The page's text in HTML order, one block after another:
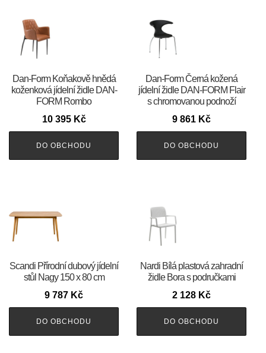
​​​​​Dan-Form Koňakově hnědá
koženková jídelní židle DAN-
FORM Rombo
10 395 Kč
DO OBCHODU
​​​​​Dan-Form Černá kožená
jídelní židle DAN-FORM Flair
s chromovanou podnoží
9 861 Kč
DO OBCHODU
Scandi Přírodní dubový jídelní
stůl Nagy 150 x 80 cm
9 787 Kč
DO OBCHODU
Nardi Bílá plastová zahradní
židle Bora s područkami
2 128 Kč
DO OBCHODU